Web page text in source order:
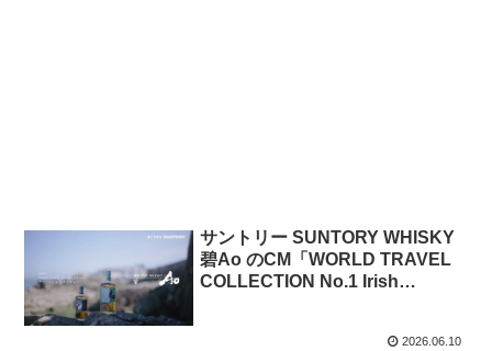
サントリー SUNTORY WHISKY
碧Ao のCM「WORLD TRAVEL
COLLECTION No.1 Irish
2026.06.10